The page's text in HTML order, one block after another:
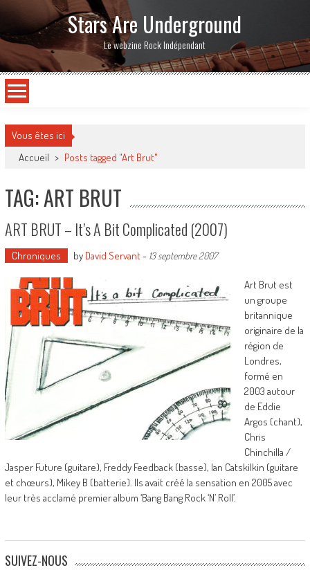
Stars Are Underground
Le webzine Rock Indépendant
Vous êtes ici
Accueil > Posts tagged "Art Brut"
TAG: ART BRUT
ART BRUT – It’s A Bit Complicated (2007)
Chroniques by David Servant- 13 septembre 2007
Art Brut est
un groupe
britannique
originaire de la
région de
Londres,
formé en
2003 autour
de Eddie
Argos (chant),
Chris
Chinchilla /
Jasper Future (guitare), Freddy Feedback (basse), Ian Catskilkin (guitare
et chœurs), Mikey B (batterie). Ils avait créé la sensation en 2005 avec
leur très acclamé premier album ‘Bang Bang Rock ‘N’ Roll’.
SUIVEZ-NOUS